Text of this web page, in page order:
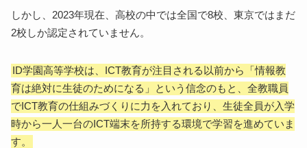
しかし、2023年現在、高校の中では全国で8校、東京ではまだ
2校しか認定されていません。
ID学園高等学校は、ICT教育が注目される以前から「情報教
育は絶対に生徒のためになる」という信念のもと、全教職員
でICT教育の仕組みづくりに力を入れており、生徒全員が入学
時から一人一台のICT端末を所持する環境で学習を進めていま
す。